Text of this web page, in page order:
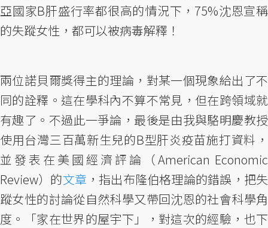
亞國家B肝盛行率都很高的情況下，75%沈恩宣稱
的失蹤女性，都可以被病毒解釋！
兩位諾貝爾獎得主的理論，對某一個現象給出了不
同的詮釋。這在學科內不算不常見，但在跨領域就
有趣了。不過此一爭論，最後是由我與駱明慶教授
使用台灣三百萬新生兒的B型肝炎疫苗施打資料，
並發表在美國經濟評論（American Economic
Review）的文章 ，指出布隆伯格理論的錯誤，把失
蹤女性的討論從自然科學又帶回沈恩的社會科學角
度。「家在世界的屋宇下」，對這次的經驗，也下